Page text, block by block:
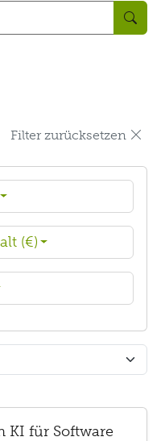
Filter zurücksetzen
(€)
KI für Software